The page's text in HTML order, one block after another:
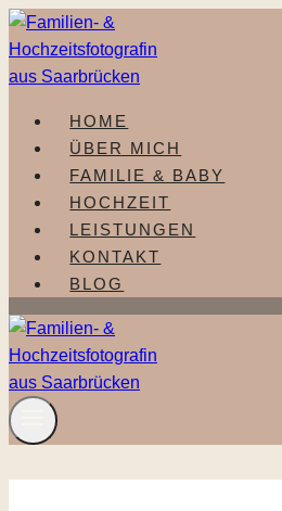
Zum
Inhalt
springen
HOME
ÜBER MICH
FAMILIE & BABY
HOCHZEIT
LEISTUNGEN
KONTAKT
BLOG